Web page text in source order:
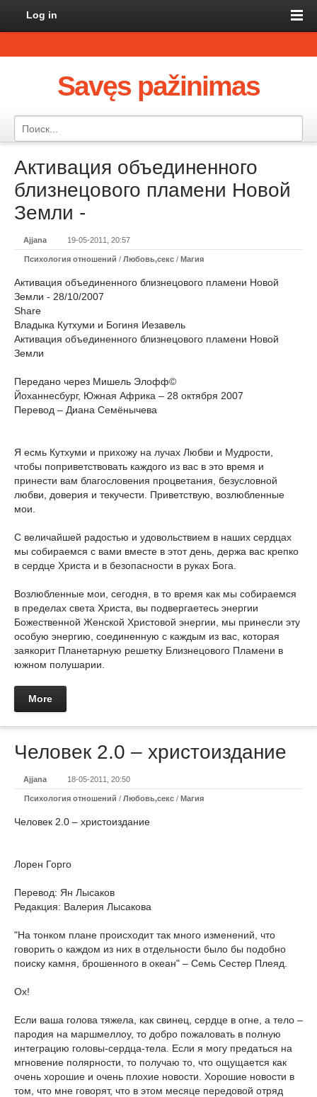
Log in
Savęs pažinimas
Активация объединенного
близнецового пламени Новой
Земли -
Ajjana 19-05-2011, 20:57
Психология отношений / Любовь,секс / Магия
Активация объединенного близнецового пламени Новой
Земли - 28/10/2007
Share
Владыка Кутхуми и Богиня Иезавель
Активация объединенного близнецового пламени Новой
Земли
Передано через Мишель Элофф©
Йоханнесбург, Южная Африка – 28 октября 2007
Перевод – Диана Семёнычева
Я есмь Кутхуми и прихожу на лучах Любви и Мудрости,
чтобы поприветствовать каждого из вас в это время и
принести вам благословения процветания, безусловной
любви, доверия и текучести. Приветствую, возлюбленные
мои.
С величайшей радостью и удовольствием в наших сердцах
мы собираемся с вами вместе в этот день, держа вас крепко
в сердце Христа и в безопасности в руках Бога.
Возлюбленные мои, сегодня, в то время как мы собираемся
в пределах света Христа, вы подвергаетесь энергии
Божественной Женской Христовой энергии, мы принесли эту
особую энергию, соединенную с каждым из вас, которая
заякорит Планетарную решетку Близнецового Пламени в
южном полушарии.
More
Человек 2.0 – христоиздание
Ajjana 18-05-2011, 20:50
Психология отношений / Любовь,секс / Магия
Человек 2.0 – христоиздание
Лорен Горго
Перевод: Ян Лысаков
Редакция: Валерия Лысакова
"На тонком плане происходит так много изменений, что
говорить о каждом из них в отдельности было бы подобно
поиску камня, брошенного в океан" – Семь Сестер Плеяд.
Ох!
Если ваша голова тяжела, как свинец, сердце в огне, а тело –
пародия на маршмеллоу, то добро пожаловать в полную
интеграцию головы-сердца-тела. Если я могу предаться на
мгновение полярности, то получаю то, что ощущается как
очень хорошие и очень плохие новости. Хорошие новости в
том, что мне говорят, что в этом месяце передовой отряд